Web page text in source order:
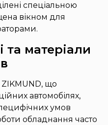
спеціальною
вікном для
та матеріали
що
автомобілях,
умов
обладнання часто